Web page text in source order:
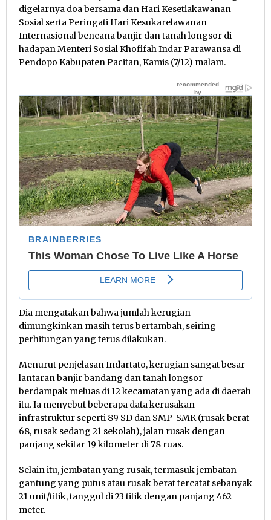
digelarnya doa bersama dan Hari Kesetiakawanan
Sosial serta Peringati Hari Kesukarelawanan
Internasional bencana banjir dan tanah longsor di
hadapan Menteri Sosial Khofifah Indar Parawansa di
Pendopo Kabupaten Pacitan, Kamis (7/12) malam.
Dia mengatakan bahwa jumlah kerugian
dimungkinkan masih terus bertambah, seiring
perhitungan yang terus dilakukan.
Menurut penjelasan Indartato, kerugian sangat besar
lantaran banjir bandang dan tanah longsor
berdampak meluas di 12 kecamatan yang ada di daerah
itu. Ia menyebut beberapa data kerusakan
infrastruktur seperti 89 SD dan SMP-SMK (rusak berat
68, rusak sedang 21 sekolah), jalan rusak dengan
panjang sekitar 19 kilometer di 78 ruas.
Selain itu, jembatan yang rusak, termasuk jembatan
gantung yang putus atau rusak berat tercatat sebanyak
21 unit/titik, tanggul di 23 titik dengan panjang 462
meter.